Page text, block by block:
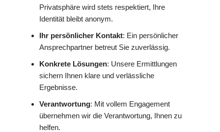
Privatsphäre wird stets respektiert, Ihre
Identität bleibt anonym.
Ihr persönlicher Kontakt: Ein persönlicher
Ansprechpartner betreut Sie zuverlässig.
Konkrete Lösungen: Unsere Ermittlungen
sichern Ihnen klare und verlässliche
Ergebnisse.
Verantwortung: Mit vollem Engagement
übernehmen wir die Verantwortung, Ihnen zu
helfen.